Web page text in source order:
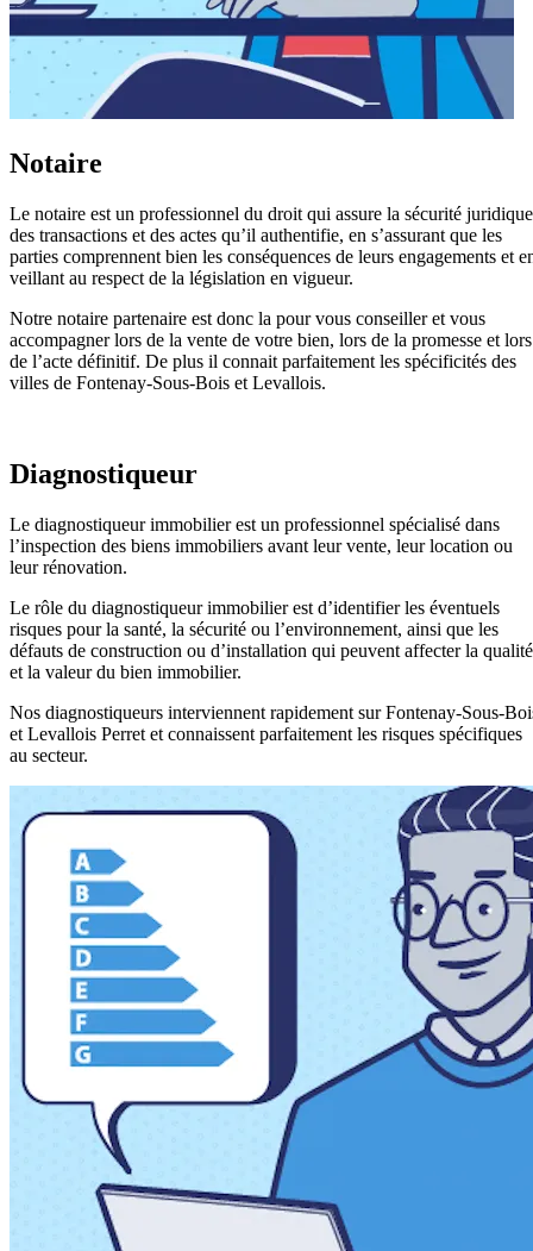
Notaire
Le notaire est un professionnel du droit qui assure la sécurité juridique
des transactions et des actes qu’il authentifie, en s’assurant que les
parties comprennent bien les conséquences de leurs engagements et
veillant au respect de la législation en vigueur.
Notre notaire partenaire est donc la pour vous conseiller et vous
accompagner lors de la vente de votre bien, lors de la promesse et lors
de l’acte définitif. De plus il connait parfaitement les spécificités des
villes de Fontenay-Sous-Bois et Levallois.
Diagnostiqueur
Le diagnostiqueur immobilier est un professionnel spécialisé dans
l’inspection des biens immobiliers avant leur vente, leur location ou
leur rénovation.
Le rôle du diagnostiqueur immobilier est d’identifier les éventuels
risques pour la santé, la sécurité ou l’environnement, ainsi que les
défauts de construction ou d’installation qui peuvent affecter la qualité
et la valeur du bien immobilier.
Nos diagnostiqueurs interviennent rapidement sur Fontenay-Sous-
et Levallois Perret et connaissent parfaitement les risques spécifiques
au secteur.